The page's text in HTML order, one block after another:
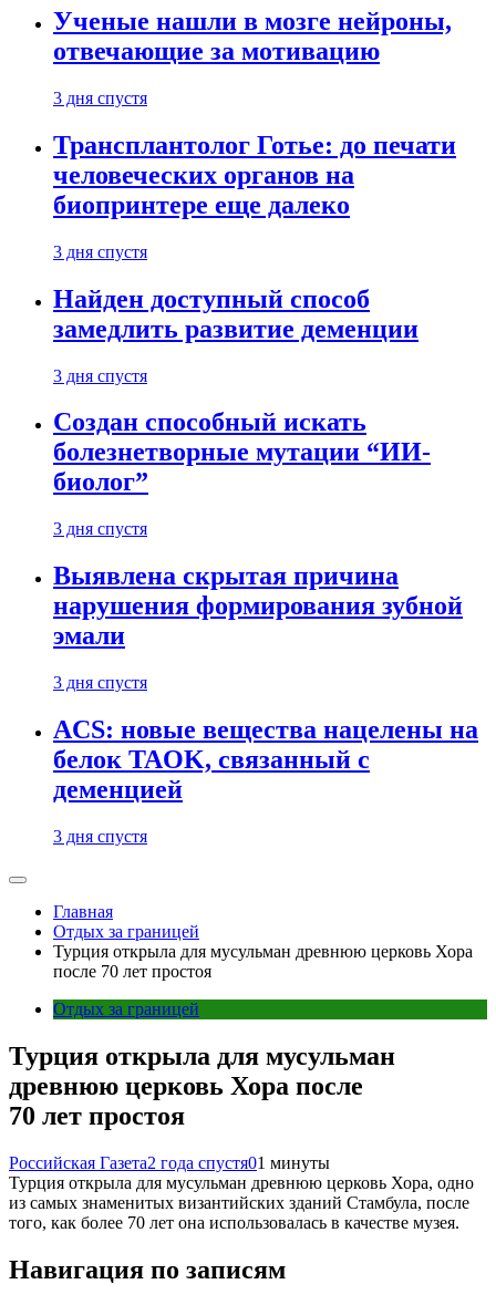
Ученые нашли в мозге нейроны,
отвечающие за мотивацию
3 дня спустя
Трансплантолог Готье: до печати
человеческих органов на
биопринтере еще далеко
3 дня спустя
Найден доступный способ
замедлить развитие деменции
3 дня спустя
Создан способный искать
болезнетворные мутации “ИИ-
биолог”
3 дня спустя
Выявлена скрытая причина
нарушения формирования зубной
эмали
3 дня спустя
ACS: новые вещества нацелены на
белок TAOK, связанный с
деменцией
3 дня спустя
Главная
Отдых за границей
Турция открыла для мусульман древнюю церковь Хора
после 70 лет простоя
Отдых за границей
Турция открыла для мусульман
древнюю церковь Хора после
70 лет простоя
Российская Газета2 года спустя01 минуты
Турция открыла для мусульман древнюю церковь Хора, одно
из самых знаменитых византийских зданий Стамбула, после
того, как более 70 лет она использовалась в качестве музея.
Навигация по записям